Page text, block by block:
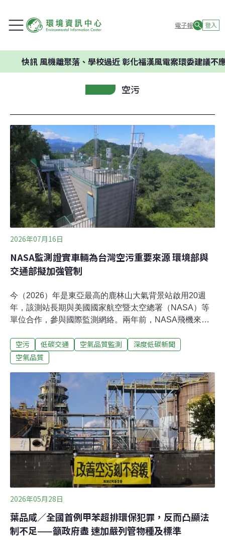
電子報 登入
風機離聚落、學校過近 彰化福漢風電案環委建議不應開發
空污
2026年07月16日
NASA監測證實車輛為台灣空污重要來源 環境部與
交通部擬加強管制
今（2026）年是東亞最高的鹿林山大氣背景站啟用20週
年，該測站長期與美國國家航空暨太空總署（NASA）等
單位合作，參與國際監測網絡。兩年前，NASA飛機來台
大部分。環境部長彭啓明昨（15）日出席國際大氣科學平
台「七海計畫（7-SEAS）」研討會表示，環境部已經與
籲地方政府將空污納入城市治理，參考推動國外的低污染
排放區，管制高污染車輛進入。台灣空污成因複雜 「交通
源」更須受重視「七海計畫」為亞太地區重要的大氣科學
合作平台，環境部14及15日舉辦「7-SEAS國際研討會暨
鹿林山大氣背景站20週年慶」，邀集來自歐美、日韓、東
南亞等百位專家學者，共同探討跨境空氣污染、氣候變遷
及大氣監測等議題。環境部長彭啓明昨日受訪指出，經過
兩年前美國國家航空暨太空總署（NASA）的飛機探測，
發現台灣空污的原因很複
空污 低碳交通 空氣品質監測
深度低碳新聞
空氣品質
2026年05月28日
葉品咸／全國首例甲苯超排環保犯罪，反而凸顯法
制不足——籲政府盡 速加嚴列管物種及標準